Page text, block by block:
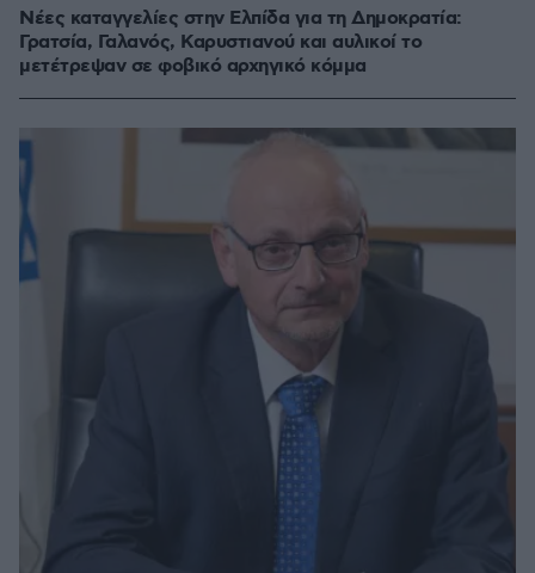
Νέες καταγγελίες στην Ελπίδα για τη Δημοκρατία:
Γρατσία, Γαλανός, Καρυστιανού και αυλικοί το
μετέτρεψαν σε φοβικό αρχηγικό κόμμα